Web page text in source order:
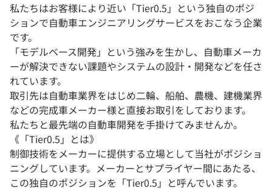
私たちはお客様により近い「Tier0.5」という独自のポジ
ションで自動車エンジニアリングサービスをおこなう企業
です。
「モデルベース開発」という強みを生かし、自動車メーカ
ーが解決できない課題やシステムの設計・開発などを任さ
れています。
取引先は自動車業界をはじめ二輪、船舶、農機、建機業界
などの完成車メーカー様と直接お取引をしております。
私たちと最先端の自動車開発を手掛けてみませんか。
《「Tier0.5」とは》
制御技術をメーカーに提供する立場として当社がポジショ
ニングしています。メーカーとサプライヤー間にあたる、
この独自のポジションを「Tier0.5」と呼んでいます。